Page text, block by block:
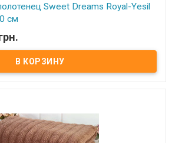
Sweet Dreams Royal-Yesil
см
Sweet Dreams из 3-х штук 70х140 см
Состав: махра микрокоттон, 100%
г/м.кв. Производитель: Sweet Dreams